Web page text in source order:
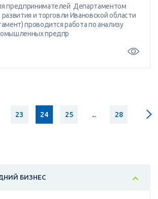
предпринимателей Департаментом
и торговли Ивановской области
проводится работа по анализу
предпр
23 24 25 ... 28
БИЗНЕС